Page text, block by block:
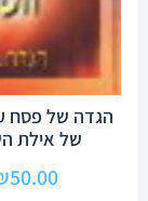
הגדה של פסח
של אילת
50.00